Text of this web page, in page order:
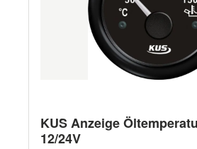
KUS Anzeige
12/24V